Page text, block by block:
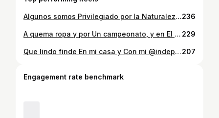
Algunos somos Privilegiado por la Naturaleza . Y agradecidos Del lugar que nos tocó crecer Y vivir, momentos como estos Son únicos. y ayer le tocó a nuestro Amigo @supadventurepapudo @xispashaper. También especial Para nosotros @mitzaya @felipegphoto_ y @papudospot poder mostrar y registrar Estos momentos bellos en nuestro spot, En el lindo papudospot . . Por el Felipe . . Mención para 📸@mitzaya y @felipegphoto_ por capturar estos momentos 📸🌊🐬@supadventurepapudo @xispashaper236
A quema ropa y por Un campeonato, y en El último minuto que lindo Mi @indepapudo como perro A la última pelota Cómo se disfruta Campeones pullallyna 2025 . . 📽️@mitzaya 229
Que lindo finde En mi casa y Con mi @indepapudo Y jugando con puros Wenos pa la pelota ⚽🥅❤️🙌👊 . . 📽️@nicolas_stamatiu207
Engagement rate benchmark